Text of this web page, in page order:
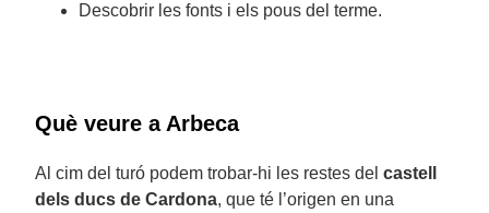
Descobrir les fonts i els pous del terme.
Què veure a Arbeca
Al cim del turó podem trobar-hi les restes del castell
dels ducs de Cardona, que té l’origen en una